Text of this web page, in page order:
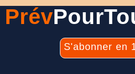
Prév
S'abonner en